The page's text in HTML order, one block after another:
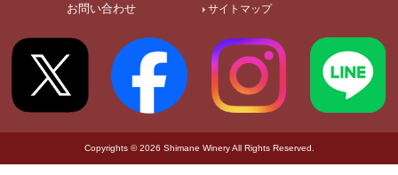
お問い合わせ
サイトマップ
Copyrights © 2026 Shimane Winery All Rights Reserved.